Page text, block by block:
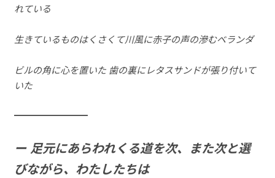
れている
生きているものはくさくて川風に赤子の声の滲むベランダ
ビルの角に心を置いた 歯の裏にレタスサンドが張り付いて
いた
━━━━━━━━
ー 足元にあらわれくる道を次、また次と選
びながら、わたしたちは